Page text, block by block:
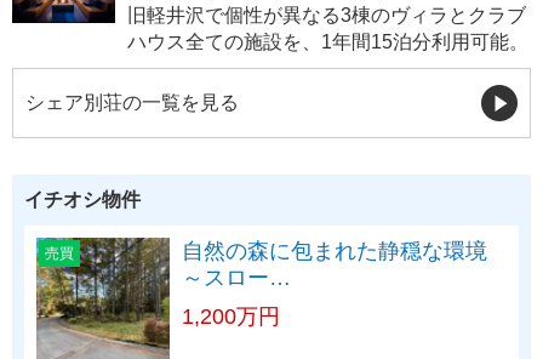
旧軽井沢で個性が異なる3棟のヴィラとクラブ
ハウス全ての施設を、1年間15泊分利用可能。
シェア別荘の一覧を見る
イチオシ物件
売買
自然の森に包まれた静穏な環境
～スロー…
1,200万円